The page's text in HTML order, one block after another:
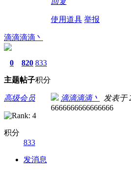
使用道具 举报
滴滴滴滴丶
0
主题
820
帖子
833
积分
高级会员
积分
833
发消息
滴滴滴滴丶 发表于
6666666666666666